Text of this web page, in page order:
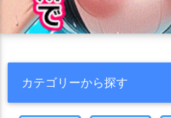
カテゴリーから探す